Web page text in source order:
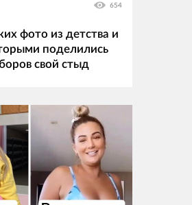
654
фото из детства и
поделились
свой стыд